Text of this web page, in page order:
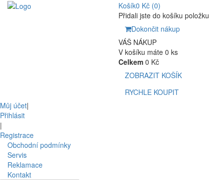
Košík0 Kč (0)
Přidali jste do košíku položku
Dokončit nákup
VÁŠ NÁKUP
V košíku máte 0 ks
Celkem 0 Kč
ZOBRAZIT KOŠÍK
RYCHLE KOUPIT
Můj účet|
Přihlásit
|
Registrace
Obchodní podmínky
Servis
Reklamace
Kontakt